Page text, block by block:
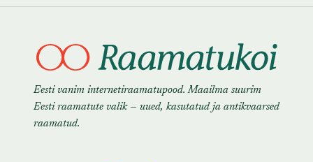
Eesti vanim internetiraamatupood. Maailma suurim
Eesti raamatute valik — uued, kasutatud ja antikvaarsed
raamatud.